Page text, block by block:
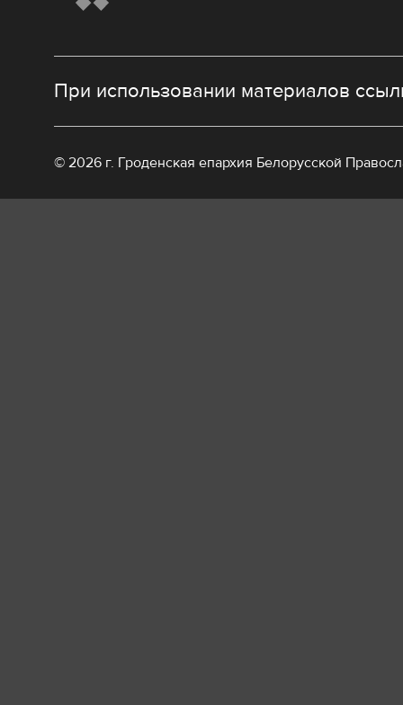
При использовании материалов
© 2026 г. Гроденская епархия Белорусской